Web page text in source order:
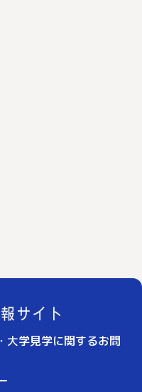
大学見学に関するお問